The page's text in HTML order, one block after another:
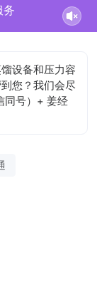
务
设备和压力容
您？我们会尽
同号）+ 姜经